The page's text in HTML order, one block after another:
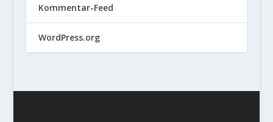
Kommentar-Feed
WordPress.org